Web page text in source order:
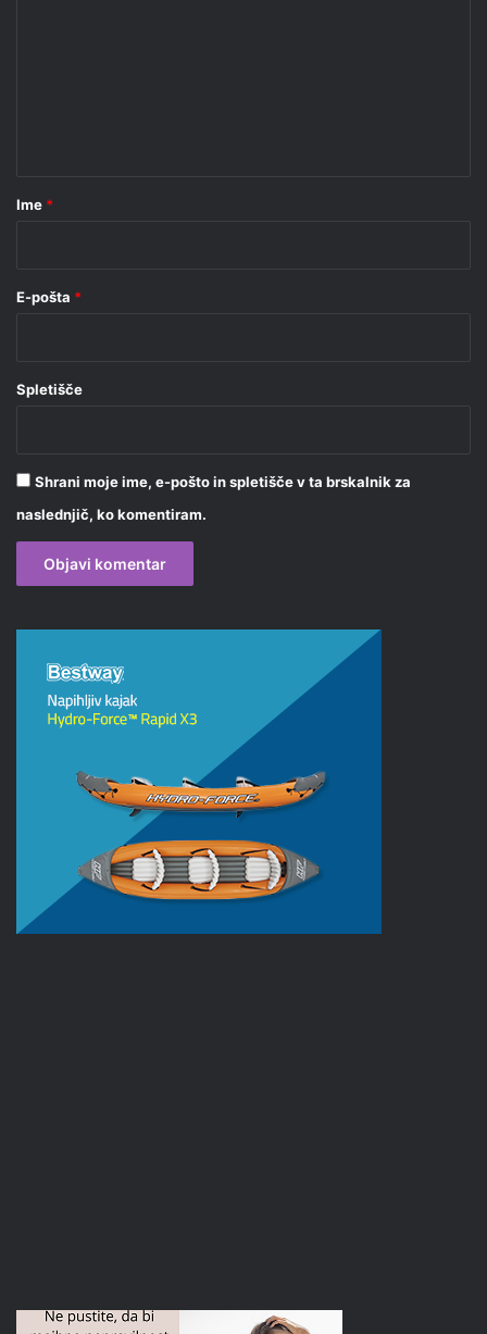
rIme *
E-pošta *
Spletišče
Shrani moje ime, e-pošto in spletišče v ta brskalnik za
naslednjič, ko komentiram.